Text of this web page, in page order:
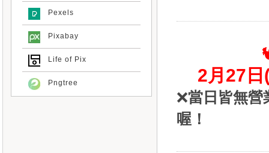
Pexels
Pixabay
Life of Pix
Pngtree
2月27
❌當日皆無營
喔！